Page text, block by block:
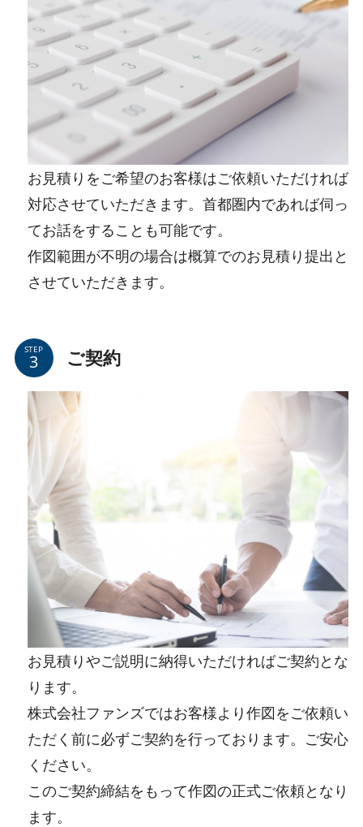
お見積りをご希望のお客様はご依頼いただければ
対応させていただきます。首都圏内であれば伺っ
てお話をすることも可能です。
作図範囲が不明の場合は概算でのお見積り提出と
させていただきます。
STEP ご契約
お見積りやご説明に納得いただければご契約とな
ります。
株式会社ファンズではお客様より作図をご依頼い
ただく前に必ずご契約を行っております。ご安心
ください。
このご契約締結をもって作図の正式ご依頼となり
ます。